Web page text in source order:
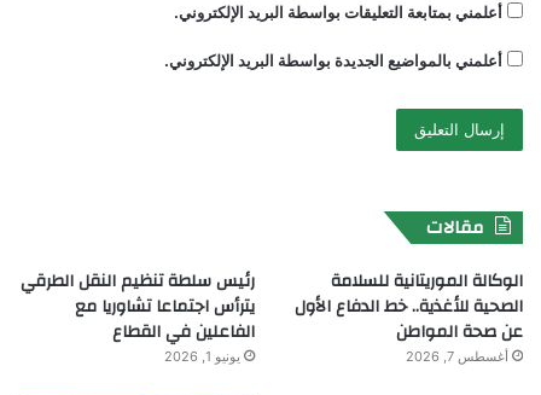
أعلمني بمتابعة التعليقات بواسطة البريد الإلكتروني.
أعلمني بالمواضيع الجديدة بواسطة البريد الإلكتروني.
مقالات
الوكالة الموريتانية للسلامة
الصحية للأغذية.. خط الدفاع الأول
عن صحة المواطن
أغسطس 7, 2026
رئيس سلطة تنظيم النقل الطرقي
يترأس اجتماعا تشاوريا مع
الفاعلين في القطاع
يونيو 1, 2026